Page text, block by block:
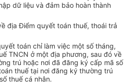
dữ liệu và đảm bảo hoàn thành
địa Điểm quyết toán thuế, thoái trả
toán chỉ làm việc một số tháng,
TNCN ở một địa phương, sau đó về
trú hoặc nơi đã đăng ký cấp mã số
thuế tại nơi đăng ký thường trú
thuế cá nhân.